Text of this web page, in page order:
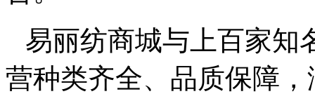
易丽纺商城与上百家知
营种类齐全、品质保障